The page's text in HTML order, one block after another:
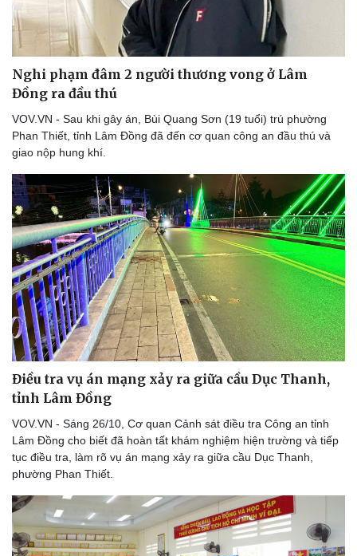
Nghi phạm đâm 2 người thương vong ở Lâm
Đồng ra đầu thú
VOV.VN - Sau khi gây án, Bùi Quang Sơn (19 tuổi) trú phường
Phan Thiết, tỉnh Lâm Đồng đã đến cơ quan công an đầu thú và
giao nộp hung khí.
Điều tra vụ án mạng xảy ra giữa cầu Dục Thanh,
tỉnh Lâm Đồng
VOV.VN - Sáng 26/10, Cơ quan Cảnh sát điều tra Công an tỉnh
Lâm Đồng cho biết đã hoàn tất khám nghiệm hiện trường và tiếp
tục điều tra, làm rõ vụ án mạng xảy ra giữa cầu Dục Thanh,
phường Phan Thiết.